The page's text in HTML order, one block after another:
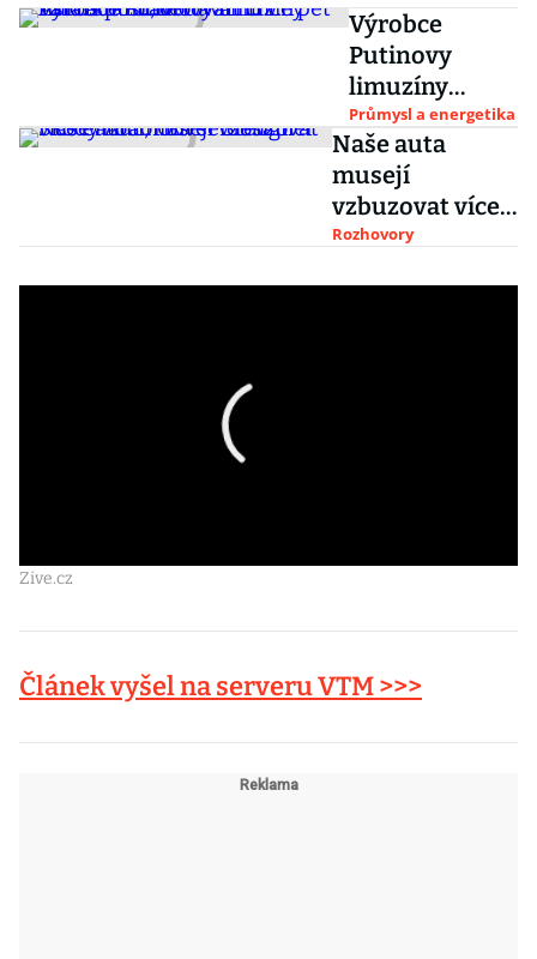
Výrobce
Putinovy
limuzíny
Aurus postaví
továrnu v
Tatarstánu,
dodávat chce
pět tisíc aut
Průmysl a energetika
Naše auta
musejí
vzbuzovat více
emocí, říká
Rozhovory
Zive.cz
Článek vyšel na serveru VTM >>>